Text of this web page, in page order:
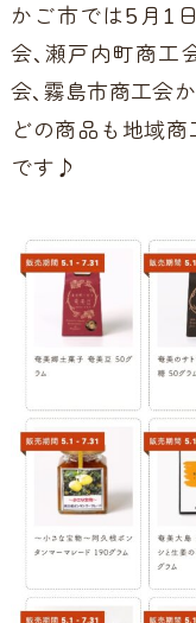
かご市では5月1
会、瀬戸内町商工
会、霧島市商工会
どの商品も地域
です♪